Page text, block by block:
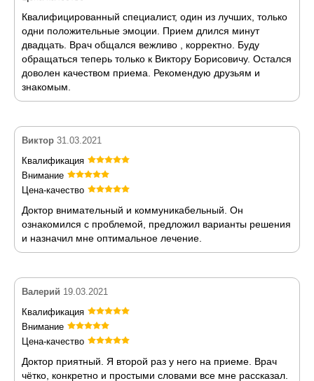
Квалифицированный специалист, один из лучших, только
одни положительные эмоции. Прием длился минут
двадцать. Врач общался вежливо , корректно. Буду
обращаться теперь только к Виктору Борисовичу. Остался
доволен качеством приема. Рекомендую друзьям и
знакомым.
Виктор 31.03.2021
Квалификация
Внимание
Цена-качество
Доктор внимательный и коммуникабельный. Он
ознакомился с проблемой, предложил варианты решения
и назначил мне оптимальное лечение.
Валерий 19.03.2021
Квалификация
Внимание
Цена-качество
Доктор приятный. Я второй раз у него на приеме. Врач
чётко, конкретно и простыми словами все мне рассказал.